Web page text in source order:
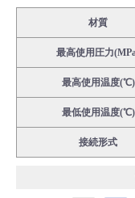
採用情報
languageLanguage：日本
mailお問い合わせ
材質
最高使用圧力
最高使用温度(℃)
最低使用温度(℃)
接続形式